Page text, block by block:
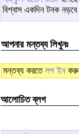
বিশ্বাস একদিন টনক
আপনার মন্তব্য লিখুনঃ
মন্তব্য করতে লগ ইন
আলোচিত ব্লগ